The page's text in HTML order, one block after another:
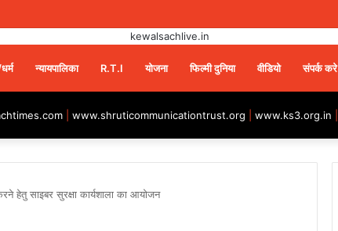
न्यायपालिका R.T.I योजना फिल्मी दुनिया वीडियो संपर्क करे
www.shruticommunicationtrust.org www.ks3.org.in
हेतु साइबर सुरक्षा कार्यशाला का आयोजन